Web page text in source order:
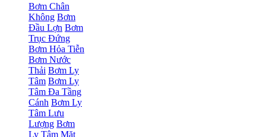
Bơm Chân
Không Bơm
Đầu Lợn Bơm
Trục Đứng
Bơm Hỏa Tiễn
Bơm Nước
Thải Bơm Ly
Tâm Bơm Ly
Tâm Đa Tầng
Cánh Bơm Ly
Tâm Lưu
Lượng Bơm
Ly Tâm Mặt